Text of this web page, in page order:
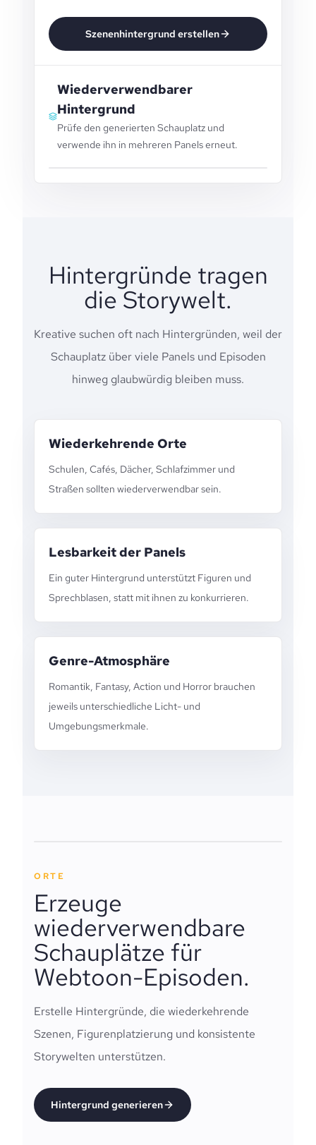
Szenenhintergrund erstellen
Wiederverwendbarer
Hintergrund
Prüfe den generierten Schauplatz und
verwende ihn in mehreren Panels erneut.
Hintergründe tragen
die Storywelt.
Kreative suchen oft nach Hintergründen, weil der
Schauplatz über viele Panels und Episoden
hinweg glaubwürdig bleiben muss.
Wiederkehrende Orte
Schulen, Cafés, Dächer, Schlafzimmer und
Straßen sollten wiederverwendbar sein.
Lesbarkeit der Panels
Ein guter Hintergrund unterstützt Figuren und
Sprechblasen, statt mit ihnen zu konkurrieren.
Genre-Atmosphäre
Romantik, Fantasy, Action und Horror brauchen
jeweils unterschiedliche Licht- und
Umgebungsmerkmale.
ORTE
Erzeuge
wiederverwendbare
Schauplätze für
Webtoon-Episoden.
Erstelle Hintergründe, die wiederkehrende
Szenen, Figurenplatzierung und konsistente
Storywelten unterstützen.
Hintergrund generieren